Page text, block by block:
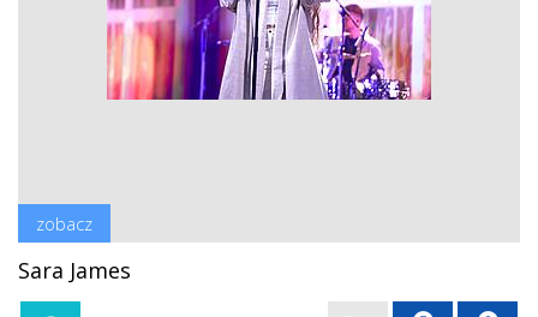
zobacz
Sara James